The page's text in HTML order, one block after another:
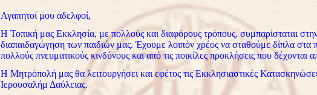
Αγαπητοί μου αδελφοί,
Η Τοπική μας Εκκλησία, με πολλούς και διαφόρους τρόπους, συμπαρίσταται
διαπαιδαγώγηση των παιδιών μας. Έχουμε λοιπόν χρέος να σταθούμε δίπλα στα
πολλούς πνευματικούς κινδύνους και από τις ποικίλες προκλήσεις που δέχονται
Η Μητρόπολή μας θα λειτουργήσει και εφέτος τις Εκκλησιαστικές
Ιερουσαλήμ Δαύλειας.